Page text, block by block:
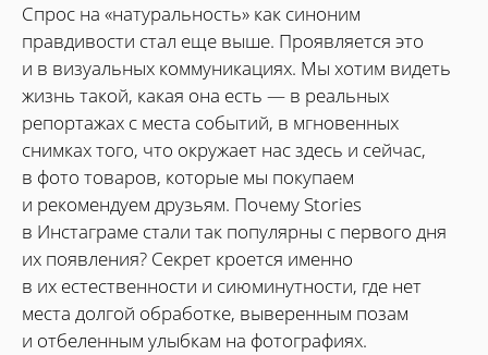
Спрос на «натуральность» как синоним
правдивости стал еще выше. Проявляется это
и в визуальных коммуникациях. Мы хотим видеть
жизнь такой, какая она есть — в реальных
репортажах с места событий, в мгновенных
снимках того, что окружает нас здесь и сейчас,
в фото товаров, которые мы покупаем
и рекомендуем друзьям. Почему Stories
в Инстаграме стали так популярны с первого дня
их появления? Секрет кроется именно
в их естественности и сиюминутности, где нет
места долгой обработке, выверенным позам
и отбеленным улыбкам на фотографиях.